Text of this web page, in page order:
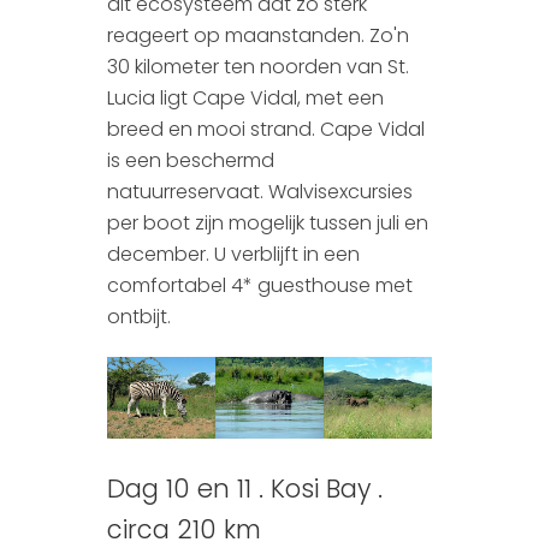
reageert op maanstanden. Zo'n
30 kilometer ten noorden van St.
Lucia ligt Cape Vidal, met een
breed en mooi strand. Cape Vidal
is een beschermd
natuurreservaat. Walvisexcursies
per boot zijn mogelijk tussen juli en
december. U verblijft in een
comfortabel 4* guesthouse met
ontbijt.
Dag 10 en 11 . Kosi Bay .
circa 210 km